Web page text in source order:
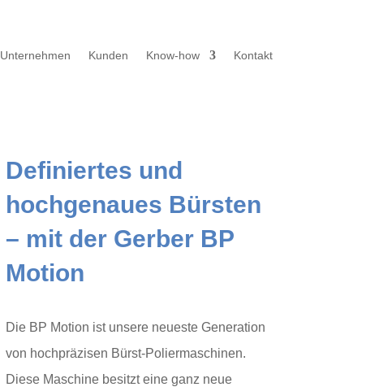
Unternehmen Kunden Know-how Kontakt
Definiertes und
hochgenaues Bürsten
– mit der Gerber BP
Motion
Die BP Motion ist unsere neueste Generation
von hochpräzisen Bürst-Poliermaschinen.
Diese Maschine besitzt eine ganz neue